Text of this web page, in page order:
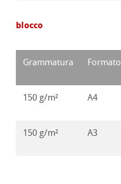
blocco
Grammatura Formato
150 g/m² A4
150 g/m² A3